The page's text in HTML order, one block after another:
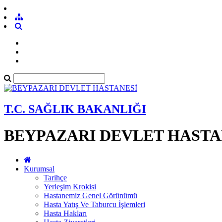
T.C. SAĞLIK BAKANLIĞI
BEYPAZARI DEVLET
Kurumsal
Tarihçe
Yerleşim Krokisi
Hastanemiz Genel Görünümü
Hasta Yatış Ve Taburcu İşlemleri
Hasta Hakları